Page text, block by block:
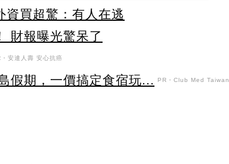
資買超驚：有人在逃
財報曝光驚呆了
・安達人壽 安心抗癌
假期，一價搞定食宿玩... PR・Club Med Taiwan